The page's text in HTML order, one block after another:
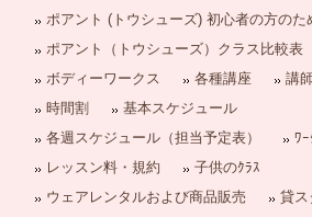
ポアント (トウシューズ) 初心者の方のた
ポアント（トウシューズ）クラス比較表
ボディーワークス
各種講座 講
時間割
基本スケジュール
各週スケジュール（担当予定表）
ﾜ
レッスン料・規約
子供のｸﾗｽ
ウェアレンタルおよび商品販売
貸ス